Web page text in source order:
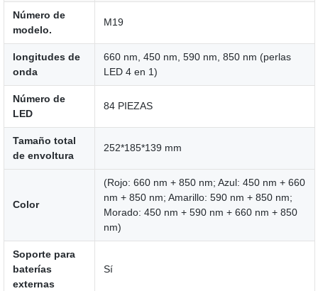
Número de
modelo.
M19
longitudes de
onda
660 nm, 450 nm, 590 nm, 850 nm (perlas
LED 4 en 1)
Número de
LED
84 PIEZAS
Tamaño total
de envoltura
252*185*139 mm
Color
(Rojo: 660 nm + 850 nm; Azul: 450 nm + 660
nm + 850 nm; Amarillo: 590 nm + 850 nm;
Morado: 450 nm + 590 nm + 660 nm + 850
nm)
Soporte para
baterías
externas
Sí